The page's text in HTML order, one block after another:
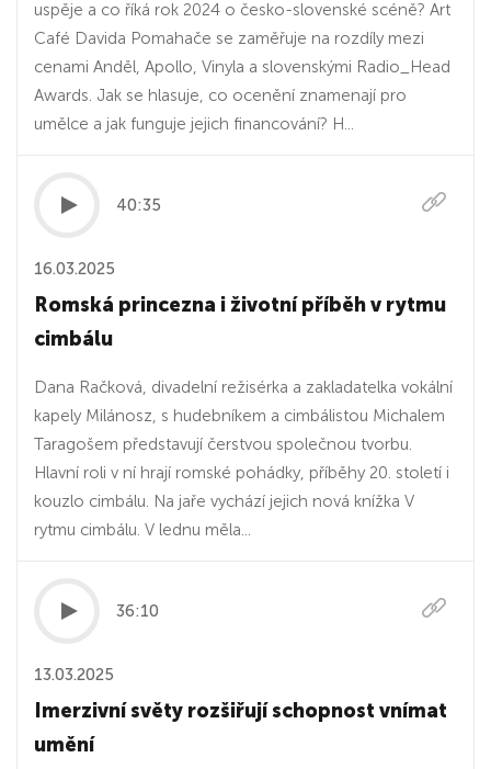
uspěje a co říká rok 2024 o česko-slovenské scéně? Art
Café Davida Pomahače se zaměřuje na rozdíly mezi
cenami Anděl, Apollo, Vinyla a slovenskými Radio_Head
Awards. Jak se hlasuje, co ocenění znamenají pro
umělce a jak funguje jejich financování? H...
40:35
16.03.2025
Romská princezna i životní příběh v rytmu
cimbálu
Dana Račková, divadelní režisérka a zakladatelka vokální
kapely Milánosz, s hudebníkem a cimbálistou Michalem
Taragošem představují čerstvou společnou tvorbu.
Hlavní roli v ní hrají romské pohádky, příběhy 20. století i
kouzlo cimbálu. Na jaře vychází jejich nová knížka V
rytmu cimbálu. V lednu měla...
36:10
13.03.2025
Imerzivní světy rozšiřují schopnost vnímat
umění